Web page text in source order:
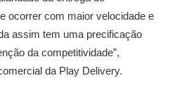
ocorrer com maior velocidade e
assim tem uma precificação
da competitividade”,
da Play Delivery.